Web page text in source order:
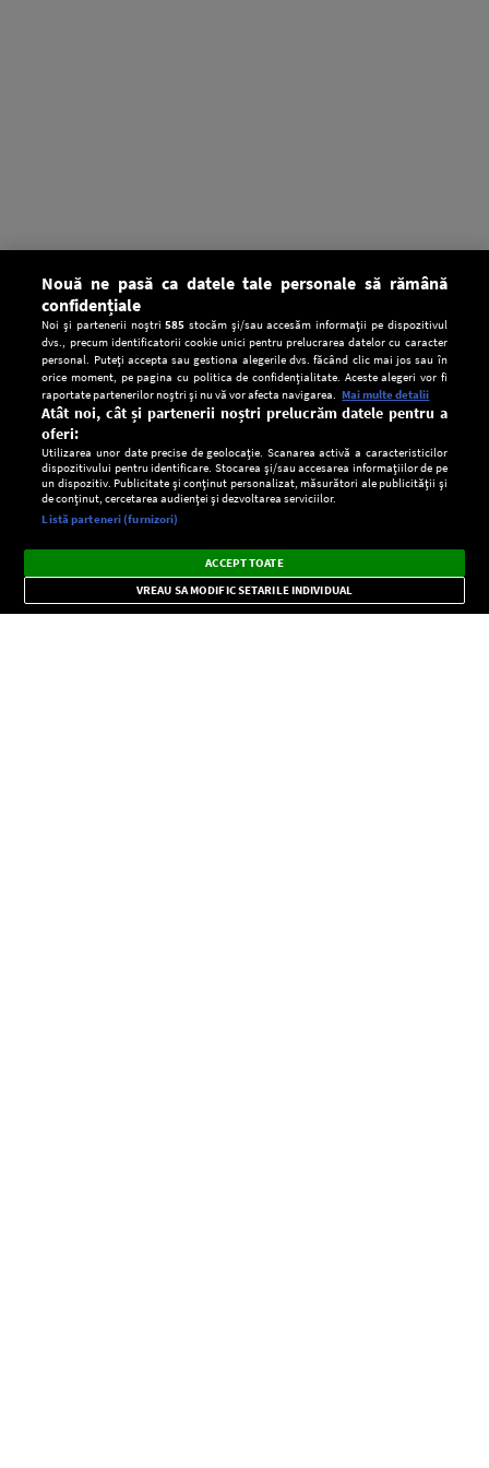
CONFIDENŢIALITATE
Setări:
Dark
Mode
Radio live, podcasturi, știri și alerte
importante.
×
Nouă ne pasă ca datele tale personale să rămână
confidențiale
Noi și partenerii noștri585 stocăm și/sau accesăm informații pe dispozitivul
dvs., precum identificatorii cookie unici pentru prelucrarea datelor cu caracter
personal. Puteți accepta sau gestiona alegerile dvs. făcând clic mai jos sau în
orice moment, pe pagina cu politica de confidențialitate. Aceste alegeri vor fi
raportate partenerilor noștri și nu vă vor afecta navigarea. Mai multe detalii
Atât noi, cât și partenerii noștri prelucrăm datele pentru a
oferi:
Utilizarea unor date precise de geolocație. Scanarea activă a caracteristicilor
dispozitivului pentru identificare. Stocarea și/sau accesarea informațiilor de pe
un dispozitiv. Publicitate și conținut personalizat, măsurători ale publicității și
de conținut, cercetarea audienței și dezvoltarea serviciilor.
Listă parteneri (furnizori)
ACCEPT TOATE
VREAU SA MODIFIC SETARILE INDIVIDUAL